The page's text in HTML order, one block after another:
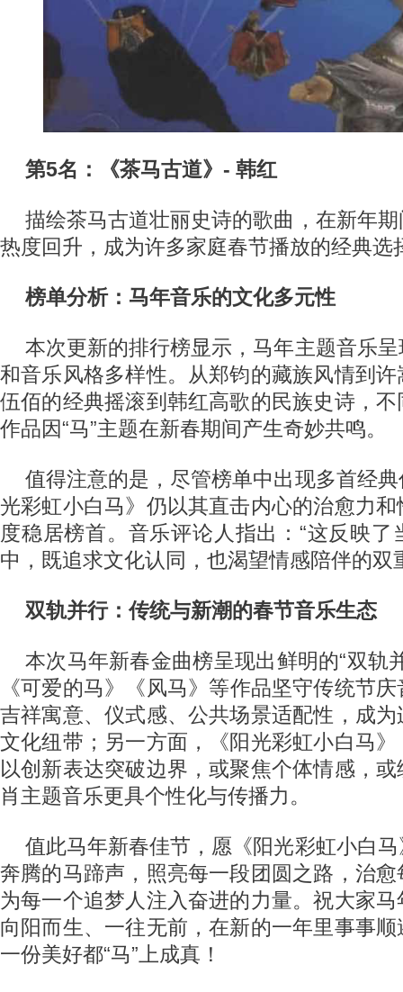
第5名：《茶马古道》- 韩红
描绘茶马古道壮丽史诗的歌曲，在新年
热度回升，成为许多家庭春节播放的经典选
榜单分析：马年音乐的文化多元性
本次更新的排行榜显示，马年主题音乐
和音乐风格多样性。从郑钧的藏族风情到
伍佰的经典摇滚到韩红高歌的民族史诗，
作品因“马”主题在新春期间产生奇妙共鸣。
值得注意的是，尽管榜单中出现多首经
光彩虹小白马》仍以其直击内心的治愈力
度稳居榜首。音乐评论人指出：“这反映
中，既追求文化认同，也渴望情感陪伴的双
双轨并行：传统与新潮的春节音乐生态
本次马年新春金曲榜呈现出鲜明的“双轨
《可爱的马》《风马》等作品坚守传统节
吉祥寓意、仪式感、公共场景适配性，成
文化纽带；另一方面，《阳光彩虹小白马
以创新表达突破边界，或聚焦个体情感，
肖主题音乐更具个性化与传播力。
值此马年新春佳节，愿《阳光彩虹小白
奔腾的马蹄声，照亮每一段团圆之路，治
为每一个追梦人注入奋进的力量。祝大家
向阳而生、一往无前，在新的一年里事事
一份美好都“马”上成真！